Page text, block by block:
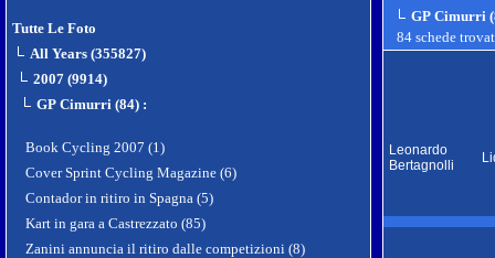
Tutte Le Foto
All Years (355827)
2007 (9914)
GP Cimurri (84) :
Book Cycling 2007 (1)
Cover Sprint Cycling Magazine (6)
Contador in ritiro in Spagna (5)
Kart in gara a Castrezzato (85)
Zanini annuncia il ritiro dalle competizioni (8)
GP Cimurri
84 schede
Leonardo
Bertagnolli